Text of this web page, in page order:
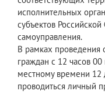
исполнительных
субъектов
самоуправления.
В рамках проведения
граждан с 12 часов
местному времени 12
проводиться личный